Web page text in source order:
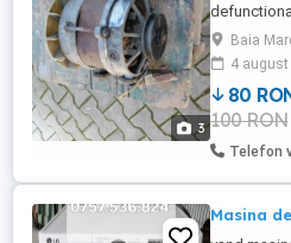
3
Baia
4 august
80
100 RON
Telefon
Masina